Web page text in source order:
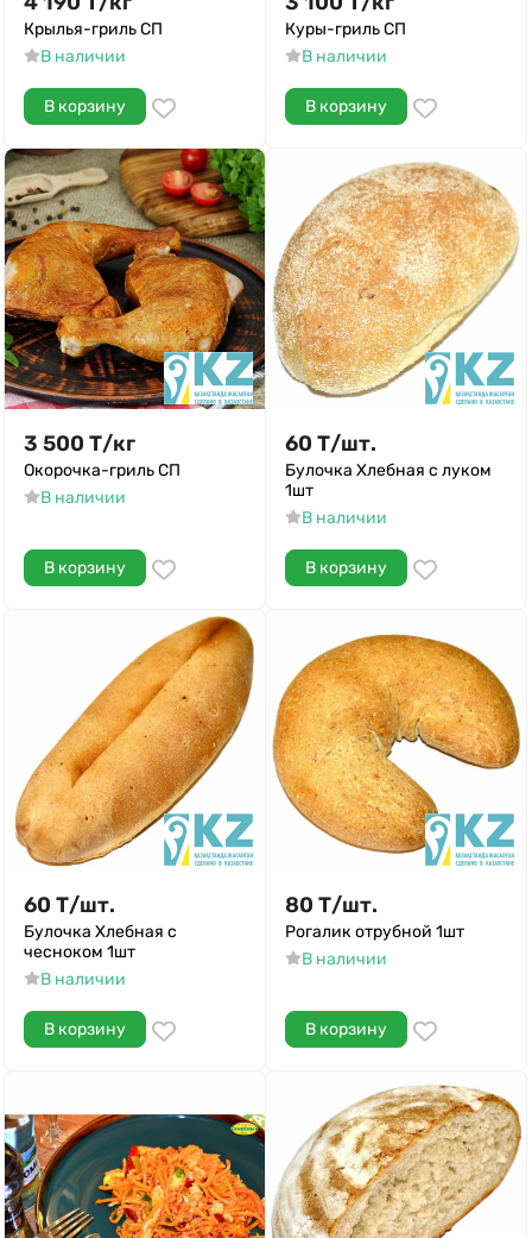
Крылья-гриль СП
В наличии
В корзину
Куры-гриль СП
В наличии
В корзину
3 500 Т/кг
Окорочка-гриль СП
В наличии
В корзину
60 Т/шт.
Булочка Хлебная с луком
1шт
В наличии
В корзину
60 Т/шт.
Булочка Хлебная с
чесноком 1шт
В наличии
В корзину
80 Т/шт.
Рогалик отрубной 1шт
В наличии
В корзину